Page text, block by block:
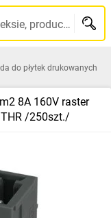
Szukaj po nazwie, indeksie, producencie, kodzie kreskowym...
do płytek drukowanych
8A 160V raster
THR /250szt./